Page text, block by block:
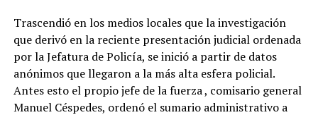
Trascendió en los medios locales que la investigación
que derivó en la reciente presentación judicial ordenada
por la Jefatura de Policía, se inició a partir de datos
anónimos que llegaron a la más alta esfera policial.
Antes esto el propio jefe de la fuerza , comisario general
Manuel Céspedes, ordenó el sumario administrativo a